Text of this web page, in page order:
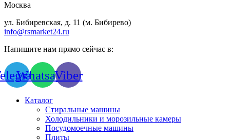
Москва
ул. Бибиревская, д. 11 (м. Бибирево)
info@rsmarket24.ru
Напишите нам прямо сейчас в:
WhatsappViber
Каталог
Стиральные машины
Холодильники и морозильные камеры
Посудомоечные машины
Плиты